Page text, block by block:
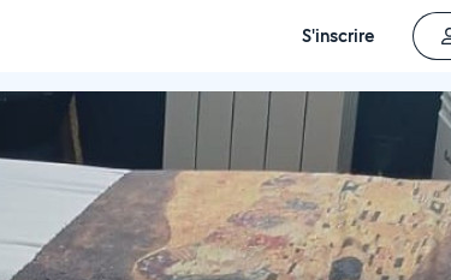
S'inscrire